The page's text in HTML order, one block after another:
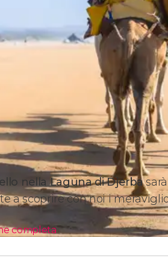
nella Laguna di Djerba
a scoprire con noi i
completa